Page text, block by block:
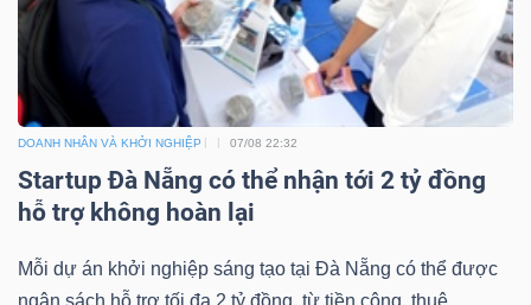
DOANH NHÂN VÀ KHỞI NGHIỆP 07/08 22:32
Startup Đà Nẵng có thể nhận tới 2 tỷ đồng
hỗ trợ không hoàn lại
Mỗi dự án khởi nghiệp sáng tạo tại Đà Nẵng có thể được
ngân sách hỗ trợ tối đa 2 tỷ đồng, từ tiền công, thuê
đầu
tư
Truyền
thông
tài
chính